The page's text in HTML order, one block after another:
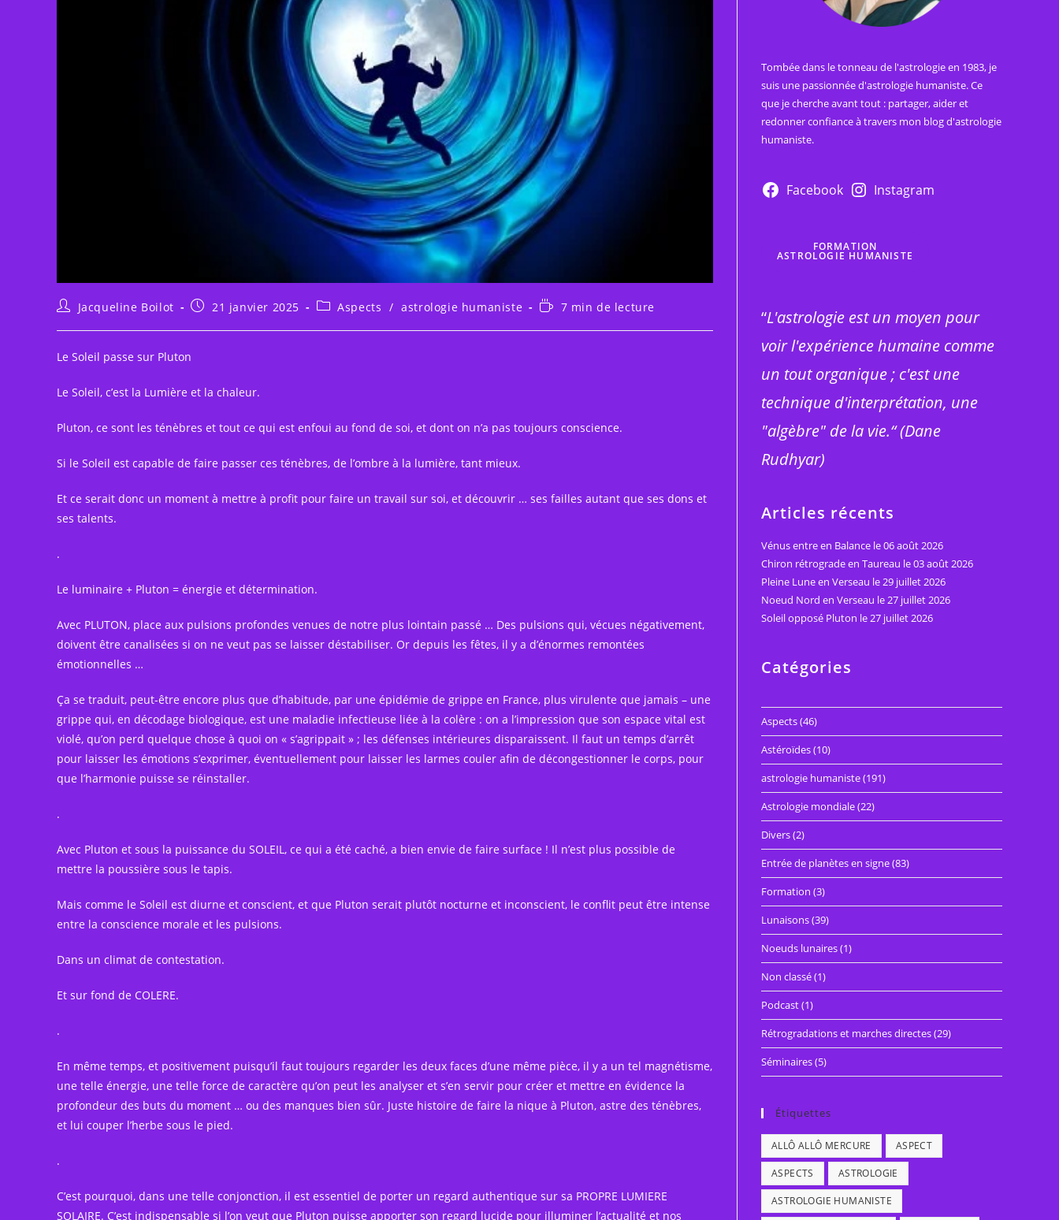
Auteur/autrice
la
publication :
Jacqueline Boilot
Publication
21 janvier 2025
PostAspects / astrologie humaniste
Temps
lecture :
7 min de lecture
Le Soleil passe sur Pluton
Le Soleil, c’est la Lumière et la chaleur.
Pluton, ce sont les ténèbres et tout ce qui est enfoui au fond de soi, et dont on n’a pas toujours conscience.
Si le Soleil est capable de faire passer ces ténèbres, de l’ombre à la lumière, tant mieux.
Et ce serait donc un moment à mettre à profit pour faire un travail sur soi, et découvrir … ses failles autant que ses dons et
ses talents.
.
Le luminaire + Pluton = énergie et détermination.
Avec PLUTON, place aux pulsions profondes venues de notre plus lointain passé … Des pulsions qui, vécues négativement,
doivent être canalisées si on ne veut pas se laisser déstabiliser. Or depuis les fêtes, il y a d’énormes remontées
émotionnelles …
Ça se traduit, peut-être encore plus que d’habitude, par une épidémie de grippe en France, plus virulente que jamais – une
grippe qui, en décodage biologique, est une maladie infectieuse liée à la colère : on a l’impression que son espace vital est
violé, qu’on perd quelque chose à quoi on « s’agrippait » ; les défenses intérieures disparaissent. Il faut un temps d’arrêt
pour laisser les émotions s’exprimer, éventuellement pour laisser les larmes couler afin de décongestionner le corps, pour
que l’harmonie puisse se réinstaller.
.
Avec Pluton et sous la puissance du SOLEIL, ce qui a été caché, a bien envie de faire surface ! Il n’est plus possible de
mettre la poussière sous le tapis.
Mais comme le Soleil est diurne et conscient, et que Pluton serait plutôt nocturne et inconscient, le conflit peut être intense
entre la conscience morale et les pulsions.
Dans un climat de contestation.
Et sur fond de COLERE.
.
En même temps, et positivement puisqu’il faut toujours regarder les deux faces d’une même pièce, il y a un tel magnétisme,
une telle énergie, une telle force de caractère qu’on peut les analyser et s’en servir pour créer et mettre en évidence la
profondeur des buts du moment … ou des manques bien sûr. Juste histoire de faire la nique à Pluton, astre des ténèbres,
et lui couper l’herbe sous le pied.
.
C’est pourquoi, dans une telle conjonction, il est essentiel de porter un regard authentique sur sa PROPRE LUMIERE
SOLAIRE. C’est indispensable si l’on veut que Pluton puisse apporter son regard lucide pour illuminer l’actualité et nos
Tombée dans le tonneau de l'astrologie en 1983, je
suis une passionnée d'astrologie humaniste. Ce
que je cherche avant tout : partager, aider et
redonner confiance à travers mon blog d'astrologie
humaniste.
Facebook Instagram
FORMATION
ASTROLOGIE HUMANISTE
“L'astrologie est un moyen pour
voir l'expérience humaine comme
un tout organique ; c'est une
technique d'interprétation, une
"algèbre" de la vie.“ (Dane
Rudhyar)
Articles récents
Vénus entre en Balance le 06 août 2026
Chiron rétrograde en Taureau le 03 août 2026
Pleine Lune en Verseau le 29 juillet 2026
Noeud Nord en Verseau le 27 juillet 2026
Soleil opposé Pluton le 27 juillet 2026
Catégories
Aspects(46)
Astéroïdes(10)
astrologie humaniste(191)
Astrologie mondiale(22)
Divers(2)
Entrée de planètes en signe(83)
Formation (3)
Lunaisons(39)
Noeuds lunaires(1)
Non classé(1)
Podcast(1)
Rétrogradations et marches directes(29)
Séminaires(5)
Étiquettes
ALLÔ ALLÔ MERCURE ASPECT
ASPECTS ASTROLOGIE
ASTROLOGIE HUMANISTE